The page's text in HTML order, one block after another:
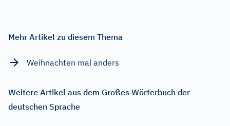
Mehr Artikel zu diesem Thema
Weihnachten mal anders
Weitere Artikel aus dem Großes Wörterbuch der
deutschen Sprache